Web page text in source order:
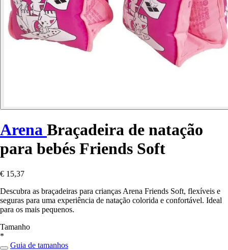
Arena Braçadeira de natação
para bebés Friends Soft
€ 15,37
Descubra as braçadeiras para crianças Arena Friends Soft, flexíveis e
seguras para uma experiência de natação colorida e confortável. Ideal
para os mais pequenos.
Tamanho
*
Guia de tamanhos